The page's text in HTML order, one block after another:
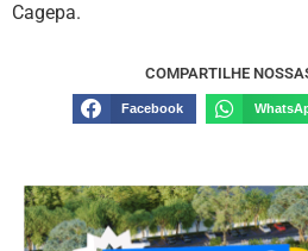
Cagepa.
COMPARTILHE
Facebook